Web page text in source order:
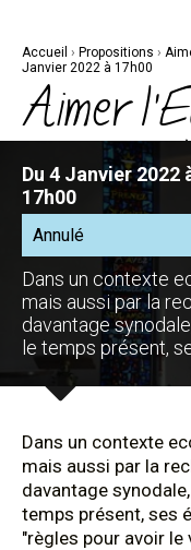
navigation
Accueil › Propositions ›
Janvier 2022 à 17h00
Aimer
Du 4 Janvier 2022
17h00
Annulé
Dans un contexte
mais aussi par la
davantage
le temps présent,
Dans un contexte
mais aussi par la
davantage
temps présent, ses
"règles pour avoir le